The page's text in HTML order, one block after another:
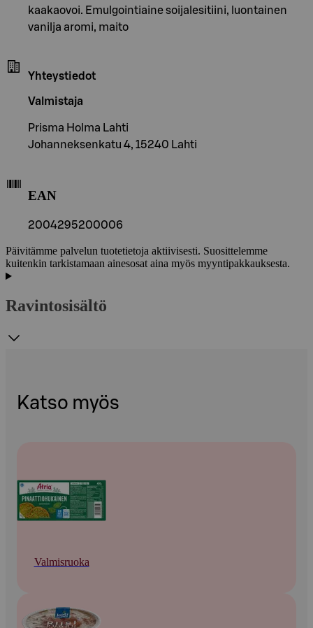
kaakaovoi. Emulgointiaine soijalesitiini, luontainen
vanilja aromi, maito
Yhteystiedot
Valmistaja
Prisma Holma Lahti
Johanneksenkatu 4, 15240 Lahti
EAN
2004295200006
Päivitämme palvelun tuotetietoja aktiivisesti. Suosittelemme
kuitenkin tarkistamaan ainesosat aina myös myyntipakkauksesta.
Ravintosisältö
Katso myös
Valmisruoka